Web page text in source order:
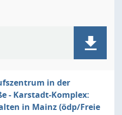
in der
- Karstadt-Komplex:
in Mainz (ödp/Freie